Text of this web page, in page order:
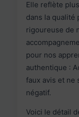
Elle reflète
dans la qualité
rigoureuse de
pour nos
authentique :
faux avis et ne
négatif.
Voici le détail